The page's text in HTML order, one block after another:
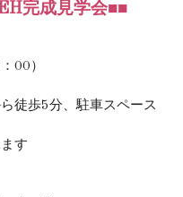
完成見学会■■
00）
徒歩5分、駐車スペース
す